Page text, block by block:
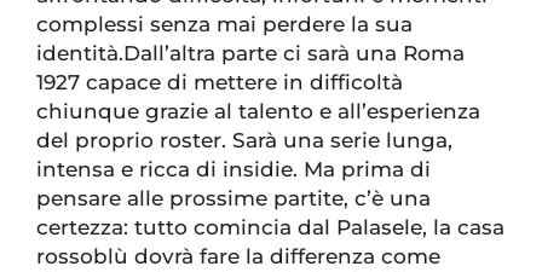
complessi senza mai perdere la sua
identità.Dall’altra parte ci sarà una Roma
1927 capace di mettere in difficoltà
chiunque grazie al talento e all’esperienza
del proprio roster. Sarà una serie lunga,
intensa e ricca di insidie. Ma prima di
pensare alle prossime partite, c’è una
certezza: tutto comincia dal Palasele, la casa
rossoblù dovrà fare la differenza come